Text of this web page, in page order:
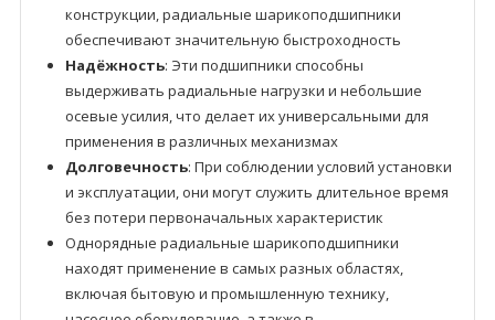
конструкции, радиальные шарикоподшипники
обеспечивают значительную быстроходность
Надёжность: Эти подшипники способны
выдерживать радиальные нагрузки и небольшие
осевые усилия, что делает их универсальными для
применения в различных механизмах
Долговечность: При соблюдении условий установки
и эксплуатации, они могут служить длительное время
без потери первоначальных характеристик
Однорядные радиальные шарикоподшипники
находят применение в самых разных областях,
включая бытовую и промышленную технику,